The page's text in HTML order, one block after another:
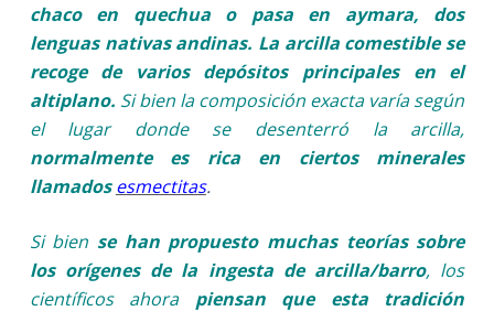
chaco en quechua o pasa en aymara, dos
lenguas nativas andinas. La arcilla comestible se
recoge de varios depósitos principales en el
altiplano. Si bien la composición exacta varía según
el lugar donde se desenterró la arcilla,
normalmente es rica en ciertos minerales
llamadosesmectitas.
Si bien se han propuesto muchas teorías sobre
los orígenes de la ingesta de arcilla/barro, los
científicos ahora piensan que esta tradición